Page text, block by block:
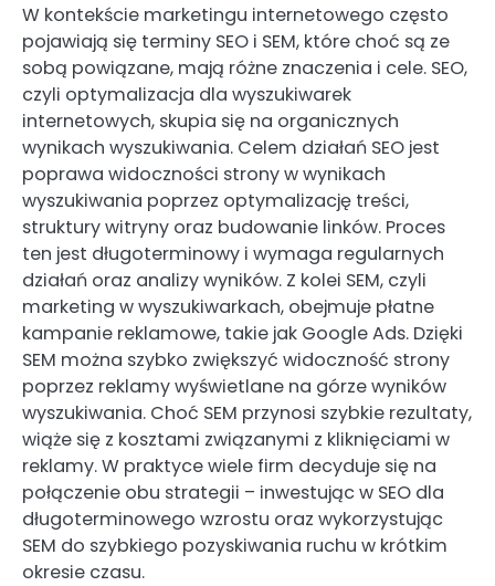
W kontekście marketingu internetowego często
pojawiają się terminy SEO i SEM, które choć są ze
sobą powiązane, mają różne znaczenia i cele. SEO,
czyli optymalizacja dla wyszukiwarek
internetowych, skupia się na organicznych
wynikach wyszukiwania. Celem działań SEO jest
poprawa widoczności strony w wynikach
wyszukiwania poprzez optymalizację treści,
struktury witryny oraz budowanie linków. Proces
ten jest długoterminowy i wymaga regularnych
działań oraz analizy wyników. Z kolei SEM, czyli
marketing w wyszukiwarkach, obejmuje płatne
kampanie reklamowe, takie jak Google Ads. Dzięki
SEM można szybko zwiększyć widoczność strony
poprzez reklamy wyświetlane na górze wyników
wyszukiwania. Choć SEM przynosi szybkie rezultaty,
wiąże się z kosztami związanymi z kliknięciami w
reklamy. W praktyce wiele firm decyduje się na
połączenie obu strategii – inwestując w SEO dla
długoterminowego wzrostu oraz wykorzystując
SEM do szybkiego pozyskiwania ruchu w krótkim
okresie czasu.